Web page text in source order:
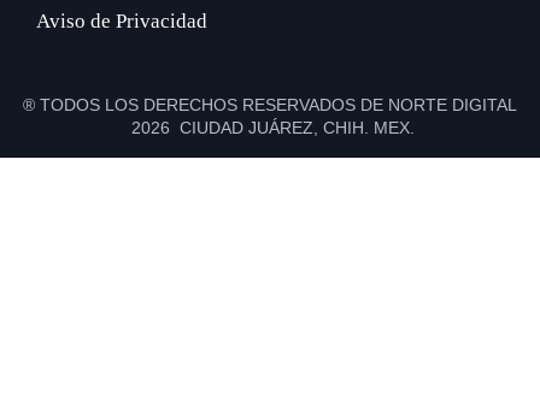
Aviso de Privacidad
® TODOS LOS DERECHOS RESERVADOS DE NORTE DIGITAL
2026 CIUDAD JUÁREZ, CHIH. MEX.